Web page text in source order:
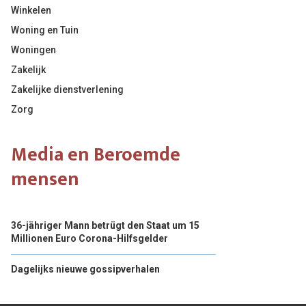
Winkelen
Woning en Tuin
Woningen
Zakelijk
Zakelijke dienstverlening
Zorg
Media en Beroemde
mensen
36-jähriger Mann betrügt den Staat um 15
Millionen Euro Corona-Hilfsgelder
Dagelijks nieuwe gossipverhalen